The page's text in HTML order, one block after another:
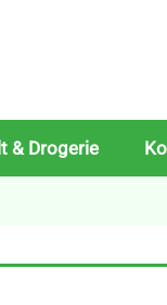
& Drogerie